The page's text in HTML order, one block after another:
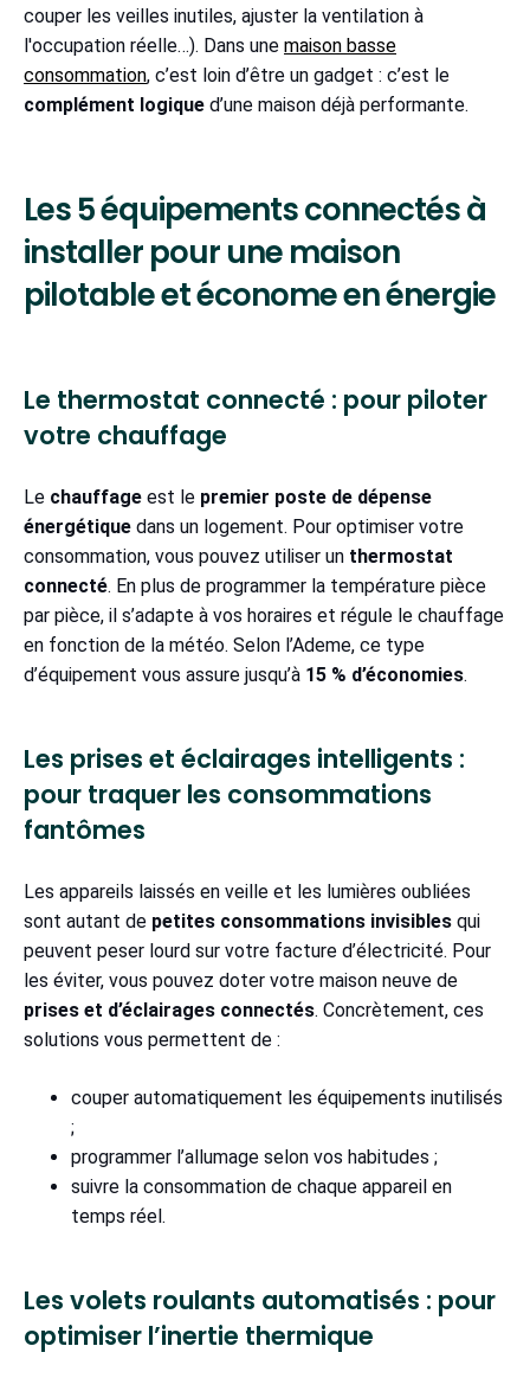
couper les veilles inutiles, ajuster la ventilation à
l'occupation réelle…). Dans une maison basse
consommation, c’est loin d’être un gadget : c’est le
complément logique d’une maison déjà performante.
Les 5 équipements connectés à
installer pour une maison
pilotable et économe en énergie
Le thermostat connecté : pour piloter
votre chauffage
Le chauffage est le premier poste de dépense
énergétique dans un logement. Pour optimiser votre
consommation, vous pouvez utiliser un thermostat
connecté. En plus de programmer la température pièce
par pièce, il s’adapte à vos horaires et régule le chauffage
en fonction de la météo. Selon l’Ademe, ce type
d’équipement vous assure jusqu’à 15 % d’économies.
Les prises et éclairages intelligents :
pour traquer les consommations
fantômes
Les appareils laissés en veille et les lumières oubliées
sont autant de petites consommations invisibles qui
peuvent peser lourd sur votre facture d’électricité. Pour
les éviter, vous pouvez doter votre maison neuve de
prises et d’éclairages connectés. Concrètement, ces
solutions vous permettent de :
couper automatiquement les équipements inutilisés
;
programmer l’allumage selon vos habitudes ;
suivre la consommation de chaque appareil en
temps réel.
Les volets roulants automatisés : pour
optimiser l’inertie thermique